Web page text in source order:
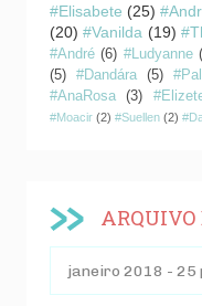
#Elisabete (25)
(20) #Vanilda (19)
#André (6) #Ludyanne
(5)
#Dandára (5)
#AnaRosa
(3)
#Moacir (2) #Suellen (2)
ARQUIVO